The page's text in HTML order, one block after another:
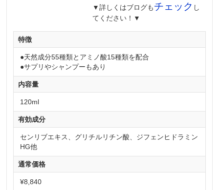
▼詳しくはブログもチェック し
てください！▼
特徴
●天然成分55種類とアミノ酸15種類を配合
●サプリやシャンプーもあり
内容量
120ml
有効成分
センリブエキス、グリチルリチン酸、ジフェンヒドラミン
HG他
通常価格
¥8,840